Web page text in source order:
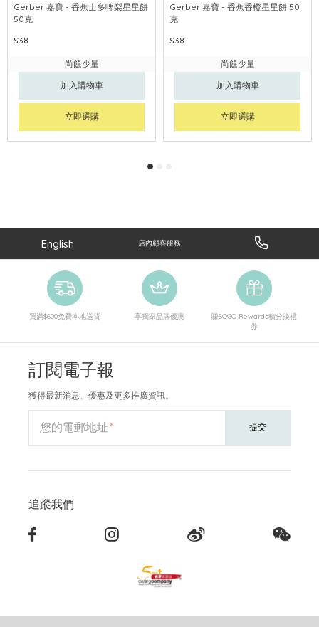
Gerber 嘉寶 - 香蕉士多啤梨星星餅
50克
$38
尚餘少量
加入購物車
立即選購
Gerber 嘉寶 - 香蕉香橙星星餅 50
克
$38
尚餘少量
加入購物車
立即選購
English 店內顧客服務
買滿$600免費本地送貨 享獨家品牌優惠
賺SOGO Rewards積分換禮
券
訂閱電子報
獲得最新消息、優惠及更多推廣資訊。
您的電郵地址 提交
追蹤我們